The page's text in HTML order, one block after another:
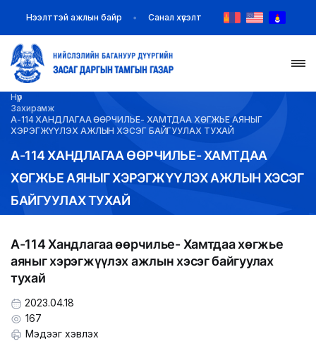
НҮҮР
МЭДЭЭ МЭДЭЭЛЭЛ
ЗАХИРАМЖ ШИЙДВЭР
ИЛ ТОД БАЙДАЛ
LEGAL.INFO
Нээлттэй ажлын байр Санал хүсэлт
Нүүр
Захирамж
А-114 ХАНДЛАГАА ӨӨРЧИЛЬЕ- ХАМТДАА ХӨГЖЬЕ АЯНЫГ
ХЭРЭГЖҮҮЛЭХ АЖЛЫН ХЭСЭГ БАЙГУУЛАХ ТУХАЙ
А-114 ХАНДЛАГАА ӨӨРЧИЛЬЕ- ХАМТДАА
ХӨГЖЬЕ АЯНЫГ ХЭРЭГЖҮҮЛЭХ АЖЛЫН ХЭСЭГ
БАЙГУУЛАХ ТУХАЙ
А-114 Хандлагаа өөрчилье- Хамтдаа хөгжье
аяныг хэрэгжүүлэх ажлын хэсэг байгуулах
тухай
2023.04.18
167
Мэдээг хэвлэх